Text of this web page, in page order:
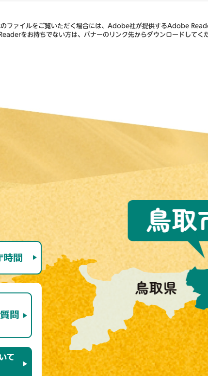
ファイルをご覧いただく場合には、Adobe社が提供するAdobe
をお持ちでない方は、バナーのリンク先からダウンロードしてく